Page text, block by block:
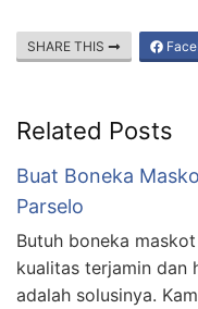
SHARE THIS
Related Posts
Buat Boneka
Parselo
Butuh boneka
kualitas terjamin dan
adalah solusinya.